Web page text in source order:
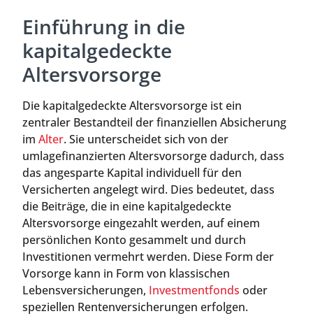
Einführung in die
kapitalgedeckte
Altersvorsorge
Die kapitalgedeckte Altersvorsorge ist ein
zentraler Bestandteil der finanziellen Absicherung
im Alter. Sie unterscheidet sich von der
umlagefinanzierten Altersvorsorge dadurch, dass
das angesparte Kapital individuell für den
Versicherten angelegt wird. Dies bedeutet, dass
die Beiträge, die in eine kapitalgedeckte
Altersvorsorge eingezahlt werden, auf einem
persönlichen Konto gesammelt und durch
Investitionen vermehrt werden. Diese Form der
Vorsorge kann in Form von klassischen
Lebensversicherungen, Investmentfonds oder
speziellen Rentenversicherungen erfolgen.